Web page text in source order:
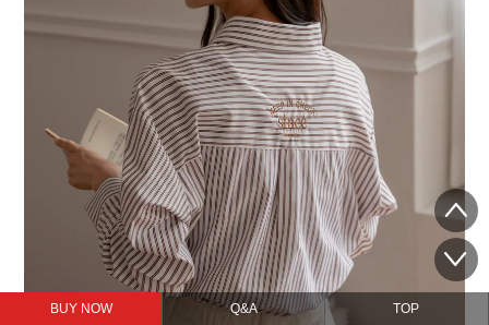
BUY NOW Q&A TOP